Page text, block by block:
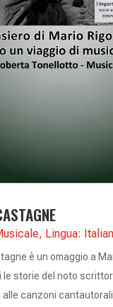
, Lingua:
è un omaggio a
le storie del noto
canzoni